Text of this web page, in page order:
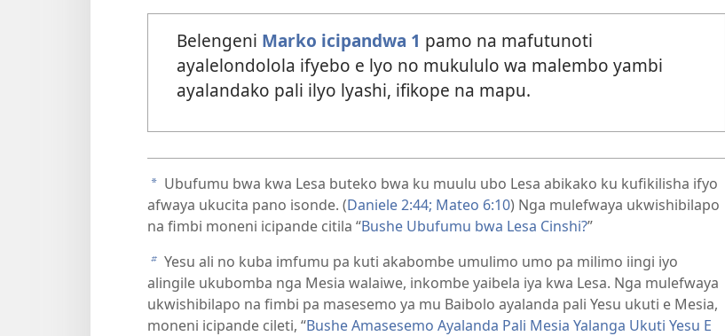
Belengeni Marko icipandwa 1 pamo na mafutunoti
ayalelondolola ifyebo e lyo no mukululo wa malembo yambi
ayalandako pali ilyo lyashi, ifikope na mapu.
a Ubufumu bwa kwa Lesa buteko bwa ku muulu ubo Lesa abikako ku kufikilisha ifyo
afwaya ukucita pano isonde. (Daniele 2:44; Mateo 6:10) Nga mulefwaya ukwishibilapo
na fimbi moneni icipande citila “Bushe Ubufumu bwa Lesa Cinshi?”
b Yesu ali no kuba imfumu pa kuti akabombe umulimo umo pa milimo iingi iyo
alingile ukubomba nga Mesia walaiwe, inkombe yaibela iya kwa Lesa. Nga mulefwaya
ukwishibilapo na fimbi pa masesemo ya mu Baibolo ayalanda pali Yesu ukuti e Mesia,
moneni icipande cileti, “Bushe Amasesemo Ayalanda Pali Mesia Yalanga Ukuti Yesu E